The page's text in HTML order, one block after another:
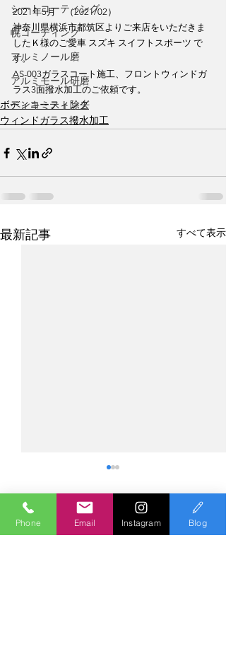
シートコーティング
幌コーティング
アルミノール磨
アルミモール研磨
ペンキミスト除去
2021年5月　（2021/02）
神奈川県横浜市都筑区よりご来店をいただきま
したＫ様のご愛車 スズキ スイフトスポーツ で
す。
AS-003ガラスコート施工、フロントウィンドガ
ラス3面撥水加工のご依頼です。
ボディコーティング
ウィンドガラス撥水加工
最新記事 すべて表示
コメント
Phone Email Instagram Blog